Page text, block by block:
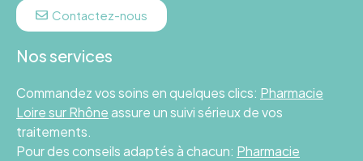
Contactez-nous
Nos services
Commandez vos soins en quelques clics: Pharmacie
Loire sur Rhôneassure un suivi sérieux de vos
traitements.
Pour des conseils adaptés à chacun: Pharmacie